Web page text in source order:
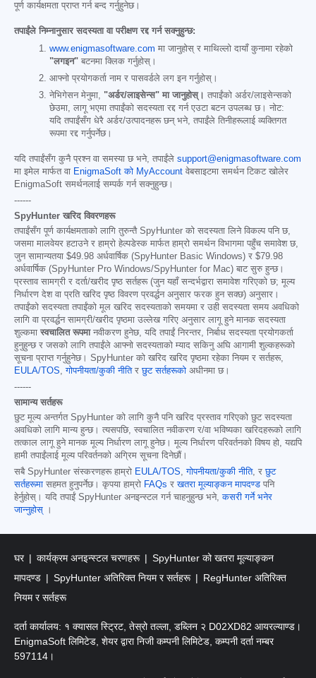
पूर्ण कार्यक्षमता प्राप्त गर्न बन्द गर्नुहुनेछ।
तपाईंले निम्नानुसार सदस्यता वा परीक्षण रद्द गर्न सक्नुहुन्छ:
www.enigmasoftware.com मा जानुहोस् र माथिल्लो दायाँ कुनामा रहेको
"लगइन" बटनमा क्लिक गर्नुहोस्।
आफ्नो प्रयोगकर्ता नाम र पासवर्डले लग इन गर्नुहोस्।
नेभिगेसन मेनुमा, "अर्डर/लाइसेन्स" मा जानुहोस्। तपाईंको अर्डर/लाइसेन्सको
छेउमा, लागू भएमा तपाईंको सदस्यता रद्द गर्न एउटा बटन उपलब्ध छ। नोट:
यदि तपाईंसँग धेरै अर्डर/उत्पादनहरू छन् भने, तपाईंले तिनीहरूलाई व्यक्तिगत
रूपमा रद्द गर्नुपर्नेछ।
यदि तपाईंसँग कुनै प्रश्न वा समस्या छ भने, तपाईंले support@enigmasoftware.com
मा इमेल मार्फत वा EnigmaSoft को MyAccount वेबसाइटमा समर्थन टिकट खोलेर
EnigmaSoft समर्थनलाई सम्पर्क गर्न सक्नुहुन्छ।
------
SpyHunter खरिद विवरणहरू
तपाईंसँग पूर्ण कार्यक्षमताको लागि तुरुन्तै SpyHunter को सदस्यता लिने विकल्प पनि छ,
जसमा मालवेयर हटाउने र हाम्रो हेल्पडेस्क मार्फत हाम्रो समर्थन विभागमा पहुँच समावेश छ,
जुन सामान्यतया $49.98 अर्धवार्षिक (SpyHunter Basic Windows) र $79.98
अर्धवार्षिक (SpyHunter Pro Windows/SpyHunter for Mac) बाट सुरु हुन्छ।
प्रस्ताव सामग्री र दर्ता/खरीद पृष्ठ सर्तहरू (जुन यहाँ सन्दर्भद्वारा समावेश गरिएको छ; मूल्य
निर्धारण देश वा प्रति खरिद पृष्ठ विवरण प्रवर्द्धन अनुसार फरक हुन सक्छ) अनुसार।
तपाईंको सदस्यता तपाईंको मूल खरिद सदस्यताको समयमा र उही सदस्यता समय अवधिको
लागि वा प्रवर्द्धन सामग्री/खरीद पृष्ठमा उल्लेख गरिए अनुसार लागू हुने मानक सदस्यता
शुल्कमा स्वचालित रूपमानवीकरण हुनेछ, यदि तपाईं निरन्तर, निर्बाध सदस्यता प्रयोगकर्ता
हुनुहुन्छ र जसको लागि तपाईंले आफ्नो सदस्यताको म्याद सकिनु अघि आगामी शुल्कहरूको
सूचना प्राप्त गर्नुहुनेछ। SpyHunter को खरिद खरिद पृष्ठमा रहेका नियम र सर्तहरू,
EULA/TOS,गोपनीयता/कुकी नीतिरछुट सर्तहरूको अधीनमा छ।
------
सामान्य सर्तहरू
छुट मूल्य अन्तर्गत SpyHunter को लागि कुनै पनि खरिद प्रस्ताव गरिएको छुट सदस्यता
अवधिको लागि मान्य हुन्छ। त्यसपछि, स्वचालित नवीकरण र/वा भविष्यका खरिदहरूको लागि
तत्काल लागू हुने मानक मूल्य निर्धारण लागू हुनेछ। मूल्य निर्धारण परिवर्तनको विषय हो, यद्यपि
हामी तपाईंलाई मूल्य परिवर्तनको अग्रिम सूचना दिनेछौं।
सबै SpyHunter संस्करणहरू हाम्रो EULA/TOS,गोपनीयता/कुकी नीति, रछुट
सर्तहरूमा सहमत हुनुपर्नेछ। कृपया हाम्रो FAQs रखतरा मूल्याङ्कन मापदण्ड पनि
हेर्नुहोस्। यदि तपाईं SpyHunter अनइन्स्टल गर्न चाहनुहुन्छ भने,कसरी गर्ने भनेर
जान्नुहोस् ।
घर कार्यक्रम अनइन्स्टल चरणहरू
SpyHunter को खतरा मूल्याङ्कन
मापदण्ड
SpyHunter अतिरिक्त नियम र सर्तहरू
RegHunter अतिरिक्त
नियम र सर्तहरू
दर्ता कार्यालय: १ क्यासल स्ट्रिट, तेस्रो तल्ला, डब्लिन २ D02XD82 आयरल्याण्ड।
EnigmaSoft लिमिटेड, शेयर द्वारा निजी कम्पनी लिमिटेड, कम्पनी दर्ता नम्बर
597114।